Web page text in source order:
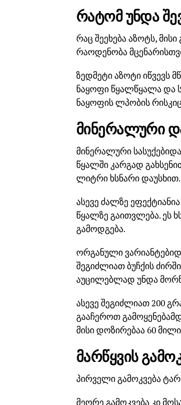
რატომ უნდა
რაც შეეხება აზოტს,
რაოდენობა
ზედმეტი აზოტი იწვევს
ნაყოფი წყალწყალა და
ნაყოფის ლპობის
მინერალური
მინერალური
წყალში კარგად
ლიტრი ხსნარი დაუსხით.
ასევე ძალზე
წყალზე გაითვლება. ეს
გამოდგება.
ორგანული
შეგიძლიათ ბუჩქის
აუცილებლად უნდა
ასევე შეგიძლიათ 200
გააჩეროთ
მისი დოზირებაა 60
მარწყვის
პირველი გამოკვება
მეორე გამოკვება კი